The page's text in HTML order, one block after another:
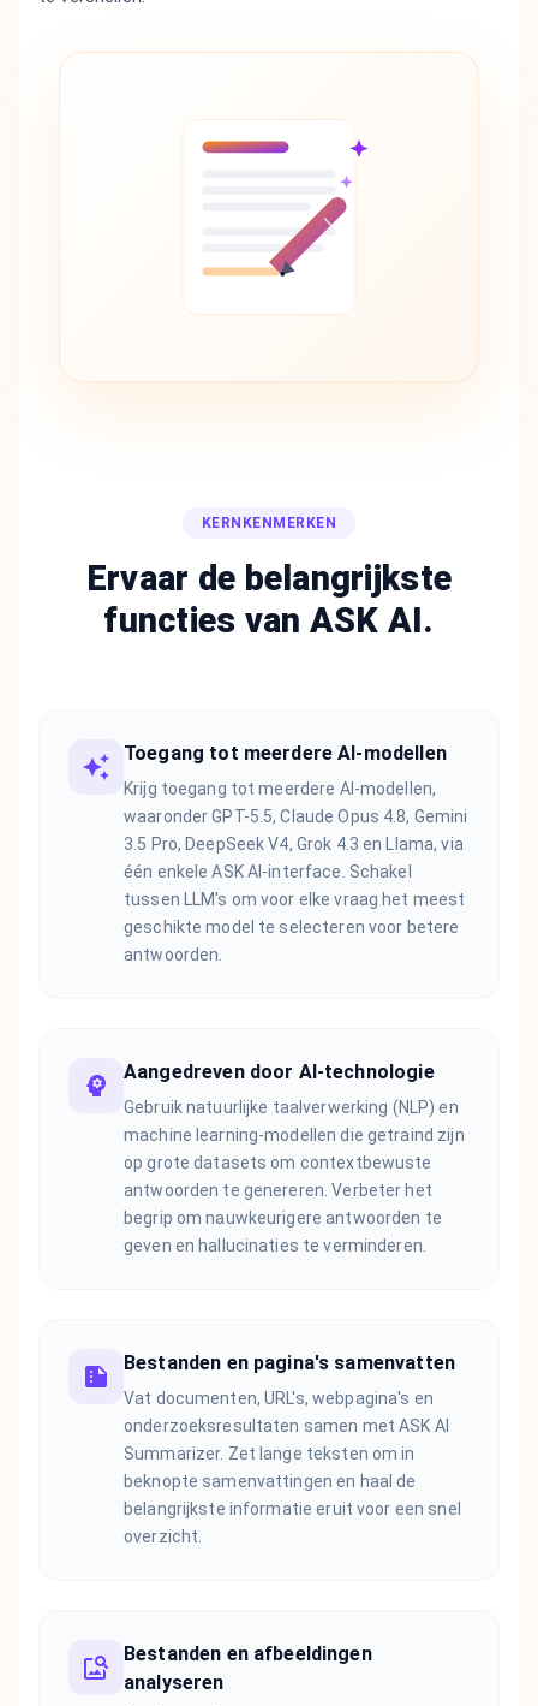
KERNKENMERKEN
Ervaar de belangrijkste
functies van ASK AI.
Toegang tot meerdere AI-modellen
Krijg toegang tot meerdere AI-modellen,
waaronder GPT-5.5, Claude Opus 4.8, Gemini
3.5 Pro, DeepSeek V4, Grok 4.3 en Llama, via
één enkele ASK AI-interface. Schakel
tussen LLM's om voor elke vraag het meest
geschikte model te selecteren voor betere
antwoorden.
Aangedreven door AI-technologie
Gebruik natuurlijke taalverwerking (NLP) en
machine learning-modellen die getraind zijn
op grote datasets om contextbewuste
antwoorden te genereren. Verbeter het
begrip om nauwkeurigere antwoorden te
geven en hallucinaties te verminderen.
Bestanden en pagina's samenvatten
Vat documenten, URL's, webpagina's en
onderzoeksresultaten samen met ASK AI
Summarizer. Zet lange teksten om in
beknopte samenvattingen en haal de
belangrijkste informatie eruit voor een snel
overzicht.
Bestanden en afbeeldingen
analyseren